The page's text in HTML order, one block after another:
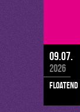
09.07.
2026
floatend